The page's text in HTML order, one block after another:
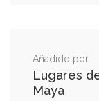
Añadido por
Lugares
Maya